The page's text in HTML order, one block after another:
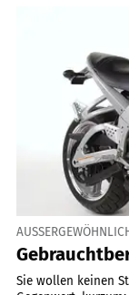
Sie wollen keinen